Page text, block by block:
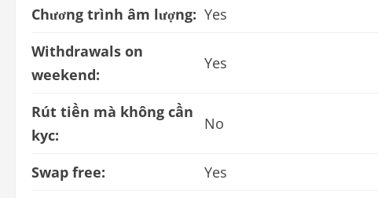
Chương trình âm lượng: Yes
Withdrawals on
weekend:
Yes
Rút tiền mà không cần
kyc:
No
Swap free: Yes